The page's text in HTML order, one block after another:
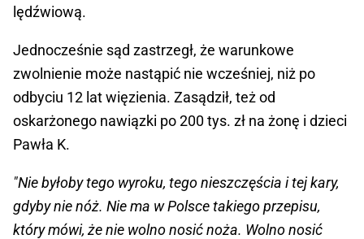
lędźwiową.
Jednocześnie sąd zastrzegł, że warunkowe
zwolnienie może nastąpić nie wcześniej, niż po
odbyciu 12 lat więzienia. Zasądził, też od
oskarżonego nawiązki po 200 tys. zł na żonę i dzieci
Pawła K.
"Nie byłoby tego wyroku, tego nieszczęścia i tej kary,
gdyby nie nóż. Nie ma w Polsce takiego przepisu,
który mówi, że nie wolno nosić noża. Wolno nosić